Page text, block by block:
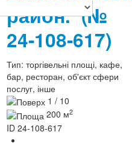
район.(№
24-108-617)
Тип: торгівельні площі, кафе,
бар, ресторан, об'єкт сфери
послуг, інше
1 / 10
200 м2
ID 24-108-617